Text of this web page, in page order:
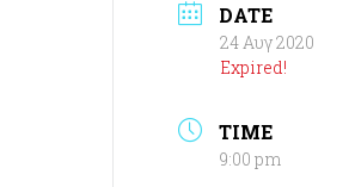
DATE
24 Αυγ 2020
Expired!
TIME
9:00 pm